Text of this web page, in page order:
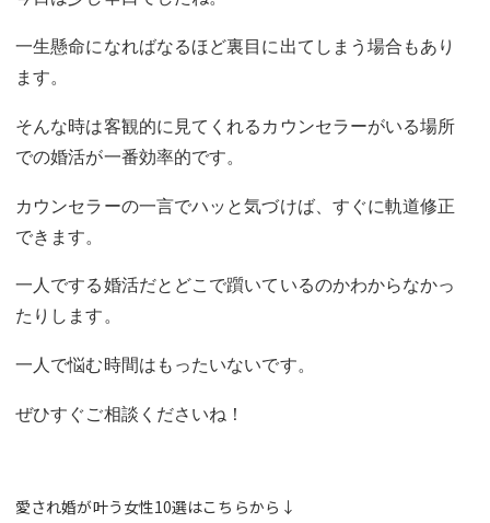
一生懸命になればなるほど裏目に出てしまう場合もあり
ます。
そんな時は客観的に見てくれるカウンセラーがいる場所
での婚活が一番効率的です。
カウンセラーの一言でハッと気づけば、すぐに軌道修正
できます。
一人でする婚活だとどこで躓いているのかわからなかっ
たりします。
一人で悩む時間はもったいないです。
ぜひすぐご相談くださいね！
愛され婚が叶う女性10選はこちらから↓